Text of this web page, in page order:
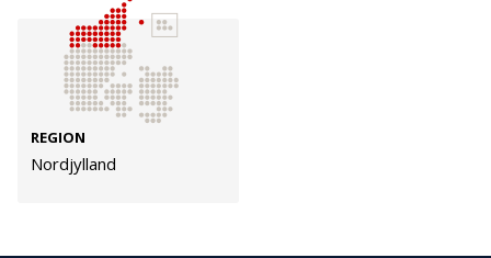
REGION
Nordjylland
Facebook LinkedIn